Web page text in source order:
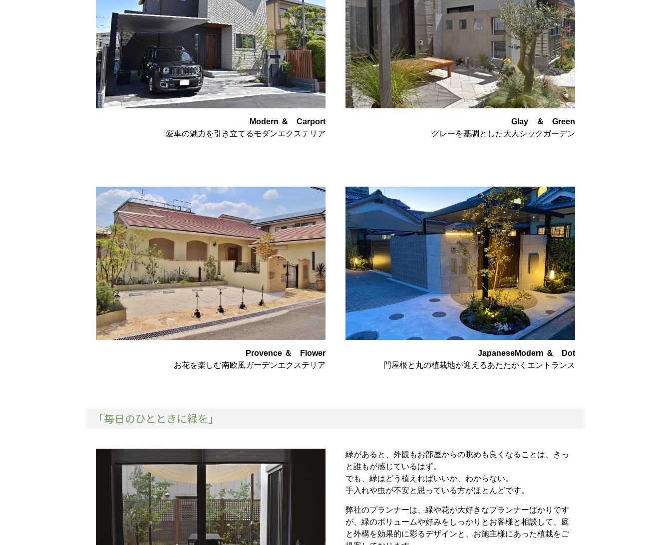
Modern ＆ Carport
愛車の魅力を引き立てるモダンエクステリア
Glay ＆ Green
グレーを基調とした大人シックガーデン
Provence ＆ Flower
お花を楽しむ南欧風ガーデンエクステリア
JapaneseModern ＆ Dot
門屋根と丸の植栽地が迎えるあたたかくエントランス
「毎日のひとときに緑を」
緑があると、外観もお部屋からの眺めも良くなることは、きっ
と誰もが感じているはず。
でも、緑はどう植えればいいか、わからない。
手入れや虫が不安と思っている方がほとんどです。
弊社のプランナーは、緑や花が大好きなプランナーばかりです
が、緑のボリュームや好みをしっかりとお客様と相談して、庭
と外構を効果的に彩るデザインと、お施主様にあった植栽をご